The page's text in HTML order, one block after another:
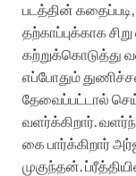
படத்தின்
தற்காப்புக்காக
கற்றுக்கொடுத்து
எப்போதும்
தேவைப்பட்டால்
வளர்க்கிறார்.
கை பார்க்கிறார்
முகுந்தன்.